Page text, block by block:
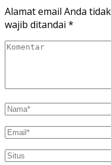
Alamat email Anda
wajib ditandai *